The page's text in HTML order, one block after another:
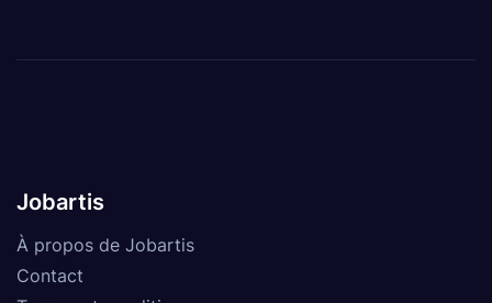
Jobartis
À propos de Jobartis
Contact